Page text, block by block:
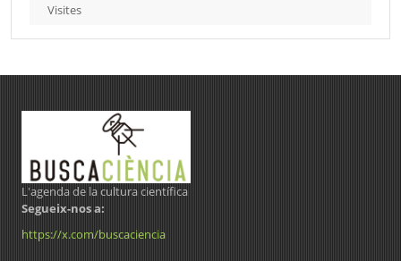
Visites
L'agenda de la cultura científica
Segueix-nos a:
https://x.com/buscaciencia